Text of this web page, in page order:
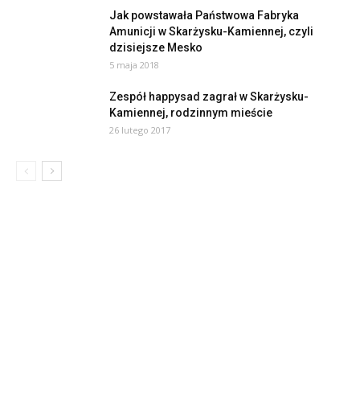
Jak powstawała Państwowa Fabryka
Amunicji w Skarżysku-Kamiennej, czyli
dzisiejsze Mesko
5 maja 2018
Zespół happysad zagrał w Skarżysku-
Kamiennej, rodzinnym mieście
26 lutego 2017